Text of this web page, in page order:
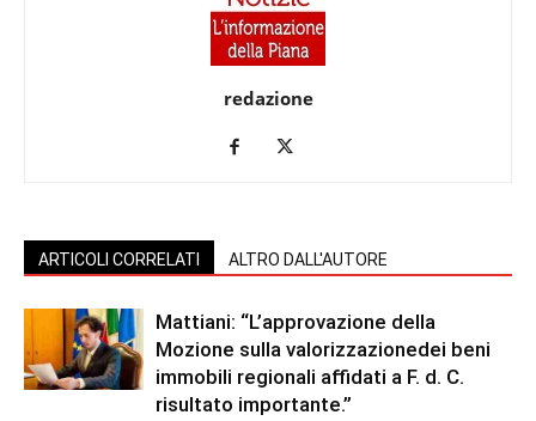
redazione
ARTICOLI CORRELATI ALTRO DALL'AUTORE
Mattiani: “L’approvazione della
Mozione sulla valorizzazionedei beni
immobili regionali affidati a F. d. C.
risultato importante.”